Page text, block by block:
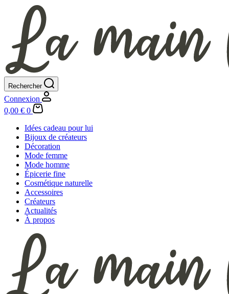
Rechercher
Connexion
Panier
d’achat
0,00 € 0
Idées cadeau pour lui
Bijoux de créateurs
Décoration
Mode femme
Mode homme
Épicerie fine
Cosmétique naturelle
Accessoires
Créateurs
Actualités
À propos